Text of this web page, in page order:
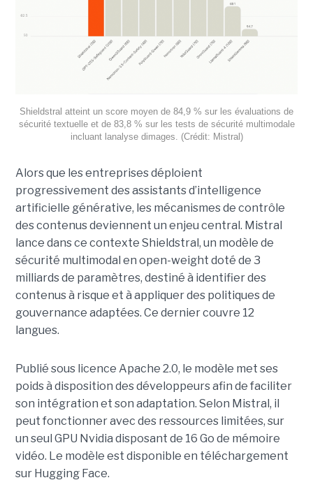
Shieldstral atteint un score moyen de 84,9 % sur les évaluations de
sécurité textuelle et de 83,8 % sur les tests de sécurité multimodale
incluant lanalyse dimages. (Crédit: Mistral)
Alors que les entreprises déploient
progressivement des assistants d’intelligence
artificielle générative, les mécanismes de contrôle
des contenus deviennent un enjeu central. Mistral
lance dans ce contexte Shieldstral, un modèle de
sécurité multimodal en open-weight doté de 3
milliards de paramètres, destiné à identifier des
contenus à risque et à appliquer des politiques de
gouvernance adaptées. Ce derniercouvre 12
langues.
Publié sous licence Apache 2.0, le modèle met ses
poids à disposition des développeurs afin de faciliter
son intégration et son adaptation. Selon Mistral, il
peut fonctionner avec des ressources limitées, sur
un seul GPU Nvidia disposant de 16 Go de mémoire
vidéo. Le modèle est disponible en téléchargement
sur Hugging Face.